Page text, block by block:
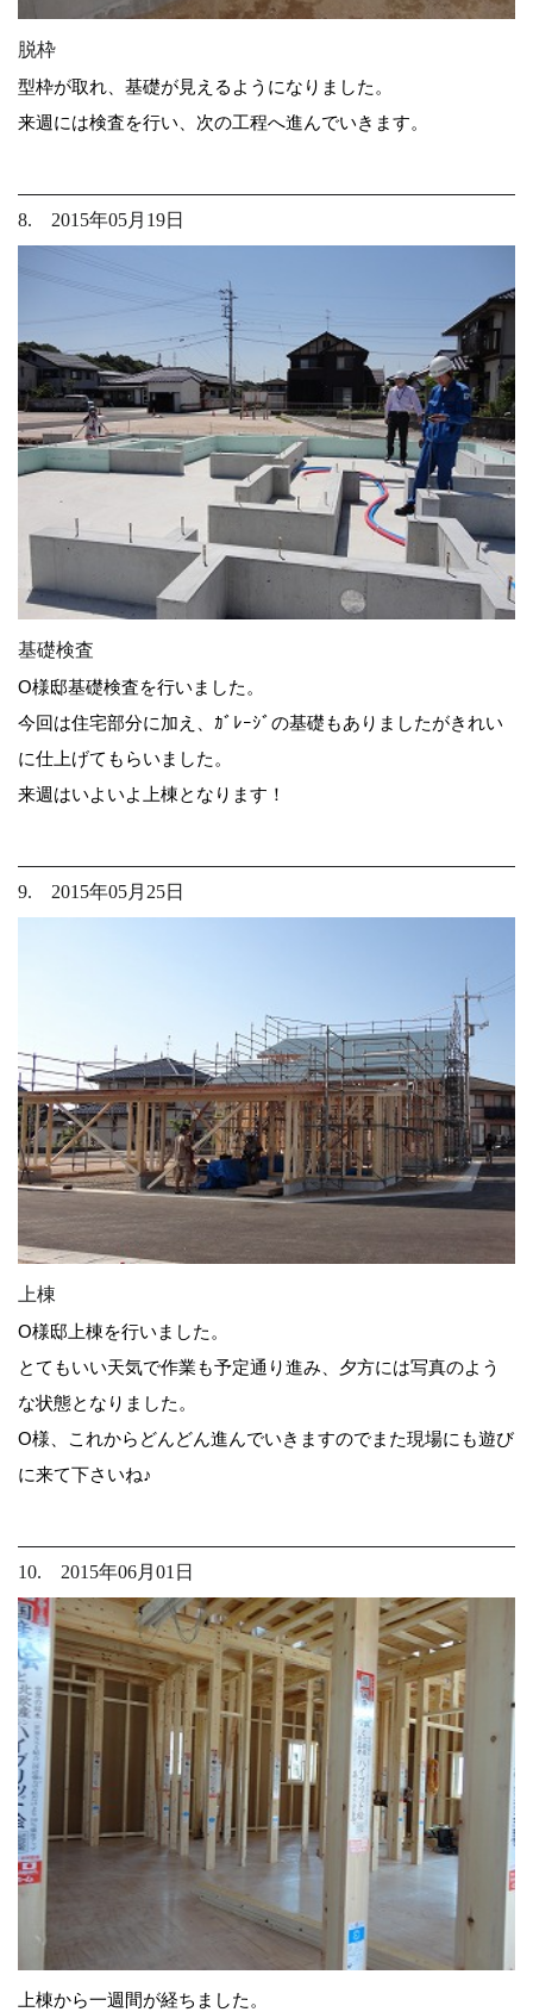
脱枠
型枠が取れ、基礎が見えるようになりました。
来週には検査を行い、次の工程へ進んでいきます。
8. 2015年05月19日
基礎検査
O様邸基礎検査を行いました。
今回は住宅部分に加え、ｶﾞﾚｰｼﾞの基礎もありましたがきれい
に仕上げてもらいました。
来週はいよいよ上棟となります！
9. 2015年05月25日
上棟
O様邸上棟を行いました。
とてもいい天気で作業も予定通り進み、夕方には写真のよう
な状態となりました。
O様、これからどんどん進んでいきますのでまた現場にも遊び
に来て下さいね♪
10. 2015年06月01日
上棟から一週間が経ちました。